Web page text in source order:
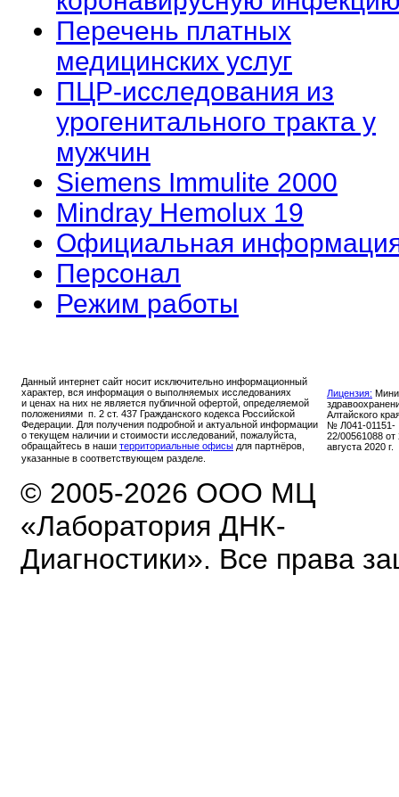
Перечень платных
медицинских услуг
ПЦР-исследования из
урогенитального тракта у
мужчин
Siemens Immulite 2000
Mindray Hemolux 19
Официальная
Персонал
Режим работы
Данный интернет сайт носит исключительно информационный
характер, вся информация о выполняемых исследованиях
и ценах на них не является публичной офертой, определяемой
положениями п. 2 ст. 437 Гражданского кодекса Российской
Федерации. Для получения подробной и актуальной информации
о текущем наличии и стоимости исследований, пожалуйста,
обращайтесь в наши территориальные офисы для партнёров,
указанные в соответствующем разделе.
Лицензия:
Алтайского
№ Л041-01151-
22/00561088 от
августа 2020 г.
© 2005-2026 ООО МЦ
«Лаборатория ДНК-
Диагностики». Все права